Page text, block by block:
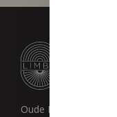
Oude Ebbingestraat 75